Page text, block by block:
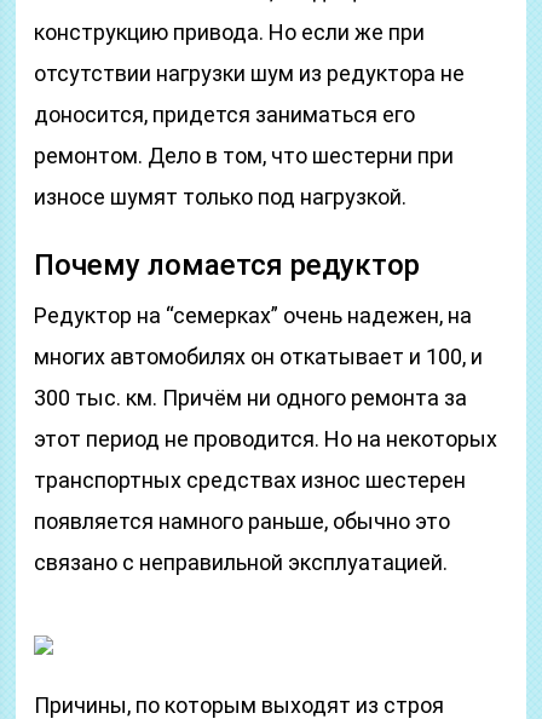
конструкцию привода. Но если же при
отсутствии нагрузки шум из редуктора не
доносится, придется заниматься его
ремонтом. Дело в том, что шестерни при
износе шумят только под нагрузкой.
Почему ломается редуктор
Редуктор на “семерках” очень надежен, на
многих автомобилях он откатывает и 100, и
300 тыс. км. Причём ни одного ремонта за
этот период не проводится. Но на некоторых
транспортных средствах износ шестерен
появляется намного раньше, обычно это
связано с неправильной эксплуатацией.
Причины, по которым выходят из строя